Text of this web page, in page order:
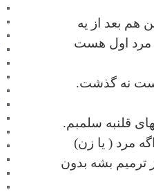
هم بعد از یه
مرد اول هست
هست نه گذشت.
قلنبه سلمبم.
مرد ( یا زن)
ترمیم بشه بدون